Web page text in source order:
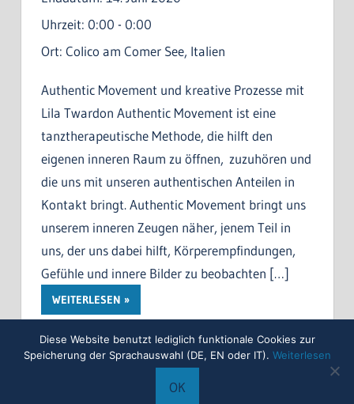
Uhrzeit: 0:00 - 0:00
Ort: Colico am Comer See, Italien
Authentic Movement und kreative Prozesse mit
Lila Twardon Authentic Movement ist eine
tanztherapeutische Methode, die hilft den
eigenen inneren Raum zu öffnen, zuzuhören und
die uns mit unseren authentischen Anteilen in
Kontakt bringt. Authentic Movement bringt uns
unserem inneren Zeugen näher, jenem Teil in
uns, der uns dabei hilft, Körperempfindungen,
Gefühle und innere Bilder zu beobachten […]
WEITERLESEN
WordPress-Theme: Treville von ThemeZee.
Diese Website benutzt lediglich funktionale Cookies zur
Speicherung der Sprachauswahl (DE, EN oder IT). Weiterlesen
OK